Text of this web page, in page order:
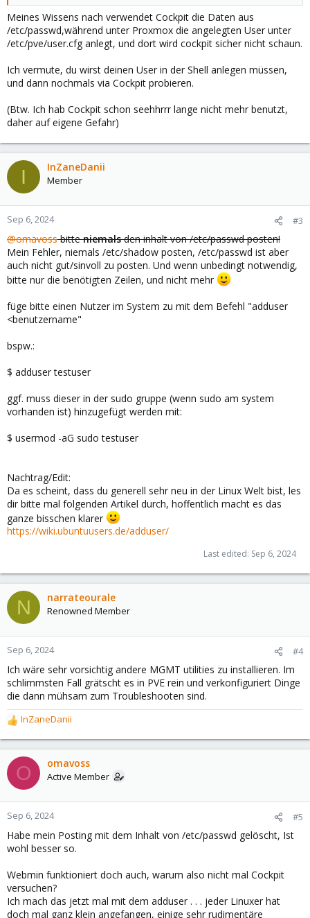
Meines Wissens nach verwendet Cockpit die Daten aus
/etc/passwd,während unter Proxmox die angelegten User unter
/etc/pve/user.cfg anlegt, und dort wird cockpit sicher nicht schaun.
Ich vermute, du wirst deinen User in der Shell anlegen müssen,
und dann nochmals via Cockpit probieren.
(Btw. Ich hab Cockpit schon seehhrrr lange nicht mehr benutzt,
daher auf eigene Gefahr)
I InZaneDanii
Member
Sep 6, 2024 #3
@omavossbitteniemalsden inhalt von /etc/passwd posten!
Mein Fehler, niemals /etc/shadow posten, /etc/passwd ist aber
auch nicht gut/sinvoll zu posten. Und wenn unbedingt notwendig,
bitte nur die benötigten Zeilen, und nicht mehr
füge bitte einen Nutzer im System zu mit dem Befehl "adduser
<benutzername"
bspw.:
$ adduser testuser
ggf. muss dieser in der sudo gruppe (wenn sudo am system
vorhanden ist) hinzugefügt werden mit:
$ usermod -aG sudo testuser
Nachtrag/Edit:
Da es scheint, dass du generell sehr neu in der Linux Welt bist, les
dir bitte mal folgenden Artikel durch, hoffentlich macht es das
ganze bisschen klarer
https://wiki.ubuntuusers.de/adduser/
Last edited: Sep 6, 2024
N narrateourale
Renowned Member
Sep 6, 2024 #4
Ich wäre sehr vorsichtig andere MGMT utilities zu installieren. Im
schlimmsten Fall grätscht es in PVE rein und verkonfiguriert Dinge
die dann mühsam zum Troubleshooten sind.
R
e
a
c
t
o
n
:
InZaneDanii
O omavoss
Active Member
Sep 6, 2024 #5
Habe mein Posting mit dem Inhalt von /etc/passwd gelöscht, Ist
wohl besser so.
Webmin funktioniert doch auch, warum also nicht mal Cockpit
versuchen?
Ich mach das jetzt mal mit dem adduser . . . jeder Linuxer hat
doch mal ganz klein angefangen, einige sehr rudimentäre